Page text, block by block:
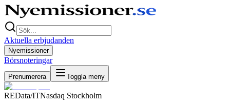
Aktuella erbjudanden
Nyemissioner
Börsnoteringar
Prenumerera Toggla meny
REData/ITNasdaq Stockholm